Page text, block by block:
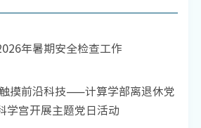
年暑期安全检查工作
摸前沿科技——计算学部离退休党
学宫开展主题党日活动